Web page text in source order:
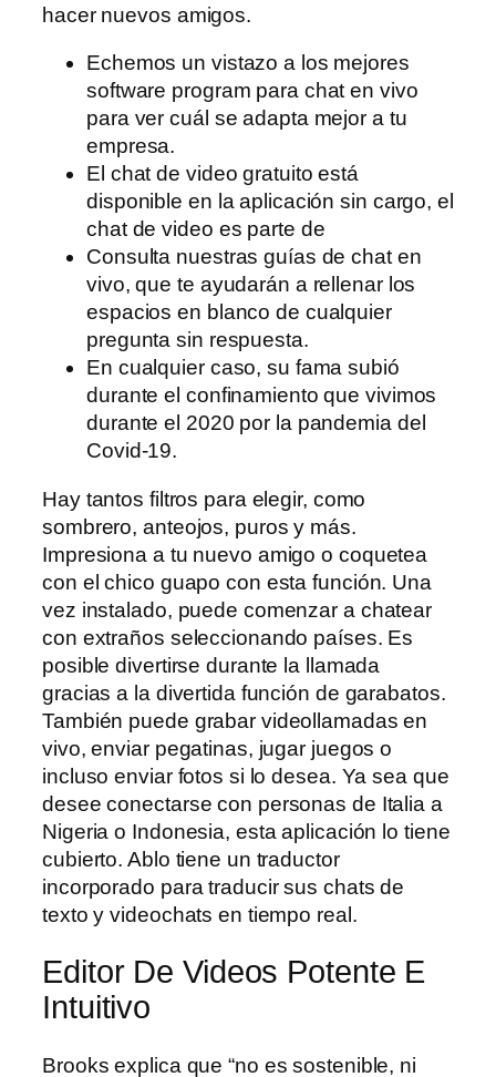
hacer nuevos amigos.
Echemos un vistazo a los mejores
software program para chat en vivo
para ver cuál se adapta mejor a tu
empresa.
El chat de video gratuito está
disponible en la aplicación sin cargo, el
chat de video es parte de
Consulta nuestras guías de chat en
vivo, que te ayudarán a rellenar los
espacios en blanco de cualquier
pregunta sin respuesta.
En cualquier caso, su fama subió
durante el confinamiento que vivimos
durante el 2020 por la pandemia del
Covid-19.
Hay tantos filtros para elegir, como
sombrero, anteojos, puros y más.
Impresiona a tu nuevo amigo o coquetea
con el chico guapo con esta función. Una
vez instalado, puede comenzar a chatear
con extraños seleccionando países. Es
posible divertirse durante la llamada
gracias a la divertida función de garabatos.
También puede grabar videollamadas en
vivo, enviar pegatinas, jugar juegos o
incluso enviar fotos si lo desea. Ya sea que
desee conectarse con personas de Italia a
Nigeria o Indonesia, esta aplicación lo tiene
cubierto. Ablo tiene un traductor
incorporado para traducir sus chats de
texto y videochats en tiempo real.
Editor De Videos Potente E
Intuitivo
Brooks explica que “no es sostenible, ni